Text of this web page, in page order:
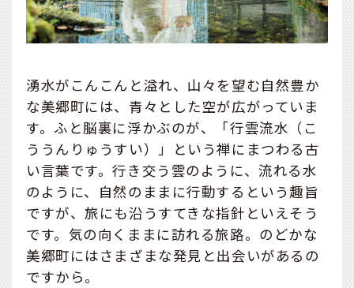
湧水がこんこんと溢れ、山々を望む自然豊か
な美郷町には、青々とした空が広がっていま
す。ふと脳裏に浮かぶのが、「行雲流水（こ
ううんりゅうすい）」という禅にまつわる古
い言葉です。行き交う雲のように、流れる水
のように、自然のままに行動するという趣旨
ですが、旅にも沿うすてきな指針といえそう
です。気の向くままに訪れる旅路。のどかな
美郷町にはさまざまな発見と出会いがあるの
ですから。